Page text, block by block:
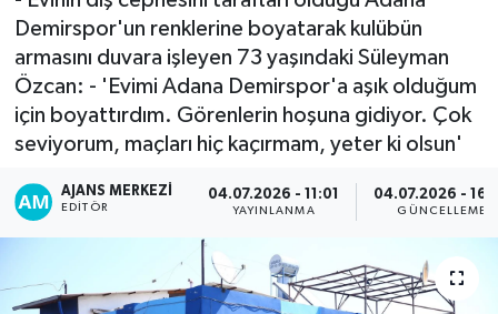
Demirspor'un renklerine boyatarak kulübün
armasını duvara işleyen 73 yaşındaki Süleyman
Özcan: - 'Evimi Adana Demirspor'a aşık olduğum
için boyattırdım. Görenlerin hoşuna gidiyor. Çok
seviyorum, maçları hiç kaçırmam, yeter ki olsun'
AJANS MERKEZI
EDITÖR
04.07.2026 - 11:01
YAYINLANMA
04.07.2026 -
GÜNCELLEME